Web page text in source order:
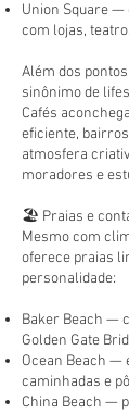
Union Square —
com lojas,
Além dos
sinônimo de
Cafés
eficiente,
atmosfera
moradores e
🏖️ Praias e
Mesmo com
oferece praias
personalidade:
Baker Beach —
Golden Gate
Ocean Beach —
caminhadas e
China Beach —